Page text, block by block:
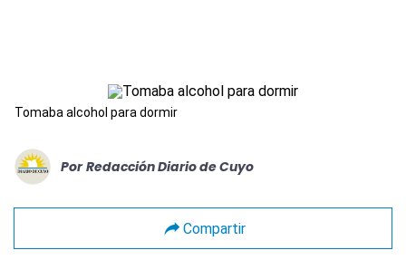
Tomaba alcohol para dormir
Por Redacción Diario de Cuyo
Compartir